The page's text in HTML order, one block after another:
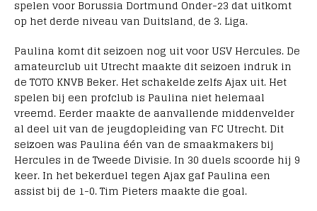
spelen voor Borussia Dortmund Onder-23 dat uitkomt
op het derde niveau van Duitsland, de 3. Liga.
Paulina komt dit seizoen nog uit voor USV Hercules. De
amateurclub uit Utrecht maakte dit seizoen indruk in
de TOTO KNVB Beker. Het schakelde zelfs Ajax uit. Het
spelen bij een profclub is Paulina niet helemaal
vreemd. Eerder maakte de aanvallende middenvelder
al deel uit van de jeugdopleiding van FC Utrecht. Dit
seizoen was Paulina één van de smaakmakers bij
Hercules in de Tweede Divisie. In 30 duels scoorde hij 9
keer. In het bekerduel tegen Ajax gaf Paulina een
assist bij de 1-0. Tim Pieters maakte die goal.